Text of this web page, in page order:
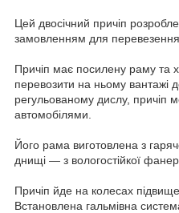
Цей двосічний причіп
замовленням для перевезення
Причіп має посилену раму та
перевозити на ньому вантажі
регульованому дислу, причіп
автомобілями.
Його рама виготовлена з
днищі — з вологостійкої
Причіп йде на колесах
Встановлена гальмівна